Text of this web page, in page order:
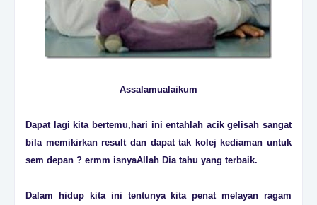
Assalamualaikum
Dapat lagi kita bertemu,hari ini entahlah acik gelisah sangat
bila memikirkan result dan dapat tak kolej kediaman untuk
sem depan ? ermm isnyaAllah Dia tahu yang terbaik.
Dalam hidup kita ini tentunya kita penat melayan ragam